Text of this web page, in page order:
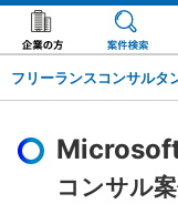
フリーランスコンサルタ
コンサル